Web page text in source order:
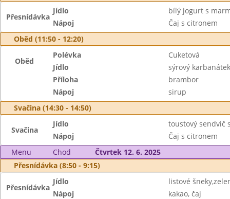
Přesnídávka
Jídlo
bílý jogurt s
Nápoj
Čaj s citronem
Oběd (11:50 - 12:20)
Oběd
Polévka
Cuketová
Jídlo
sýrový
Příloha
brambor
Nápoj
sirup
Svačina (14:30 - 14:50)
Svačina
Jídlo
toustový sendvič
Nápoj
Čaj s citronem
Menu
Chod
Čtvrtek 12. 6. 2025
Přesnídávka (8:50 - 9:15)
Přesnídávka
Jídlo
listové
Nápoj
kakao, čaj